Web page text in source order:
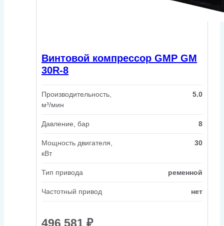
Винтовой компрессор GMP GM
30R-8
Производительность,
м³/мин
5.0
Давление, бар 8
Мощность двигателя,
кВт
30
Тип привода ременной
Частотный привод нет
496 581 ₽